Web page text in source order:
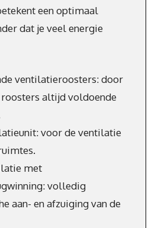
een optimaal
dat je veel energie
ventilatieroosters: door
altijd voldoende
voor de ventilatie
met
volledig
aan- en afzuiging van de